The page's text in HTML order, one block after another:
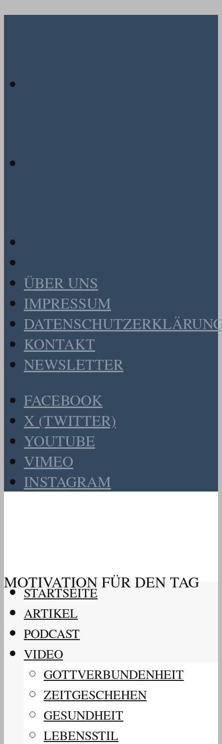
ÜBER UNS
IMPRESSUM
KONTAKT
NEWSLETTER
FACEBOOK
X (TWITTER)
YOUTUBE
VIMEO
INSTAGRAM
MOTIVATION FÜR DEN TAG
STARTSEITE
ARTIKEL
PODCAST
VIDEO
GOTTVERBUNDENHEIT
ZEITGESCHEHEN
GESUNDHEIT
LEBENSSTIL